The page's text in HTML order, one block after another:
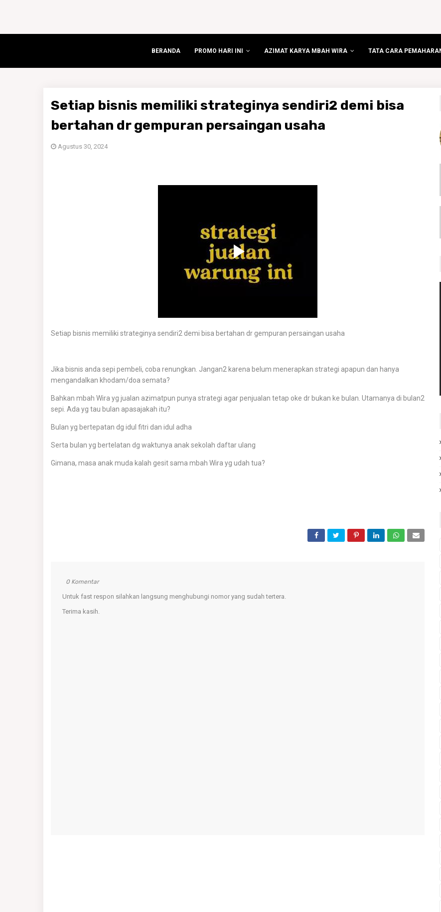
BERANDA PROMO HARI INI AZIMAT KARYA MBAH WIRA TATA CARA
Setiap bisnis memiliki strateginya sendiri2 demi bisa
bertahan dr gempuran persaingan usaha
Agustus 30, 2024
Setiap bisnis memiliki strateginya sendiri2 demi bisa bertahan dr gempuran persaingan usaha
Jika bisnis anda sepi pembeli, coba renungkan. Jangan2 karena belum menerapkan strategi apapun dan hanya
mengandalkan khodam/doa semata?
Bahkan mbah Wira yg jualan azimatpun punya strategi agar penjualan tetap oke dr bukan ke bulan. Utamanya di bulan2
sepi. Ada yg tau bulan apasajakah itu?
Bulan yg bertepatan dg idul fitri dan idul adha
Serta bulan yg bertelatan dg waktunya anak sekolah daftar ulang
Gimana, masa anak muda kalah gesit sama mbah Wira yg udah tua?
0 Komentar
Untuk fast respon silahkan langsung menghubungi nomor yang sudah tertera.
Terima kasih.